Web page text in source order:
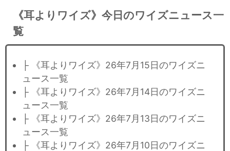
《耳よりワイズ》今日のワイズニュース一
覧
├ 《耳よりワイズ》26年7月15日のワイズニ
ュース一覧
├ 《耳よりワイズ》26年7月14日のワイズニ
ュース一覧
├ 《耳よりワイズ》26年7月13日のワイズニ
ュース一覧
├ 《耳よりワイズ》26年7月10日のワイズニ